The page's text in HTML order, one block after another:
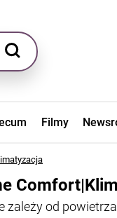
Filmy
zależy od powietrza